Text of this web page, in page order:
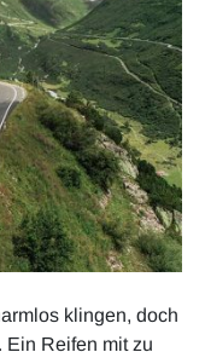
klingen, doch
Reifen mit zu